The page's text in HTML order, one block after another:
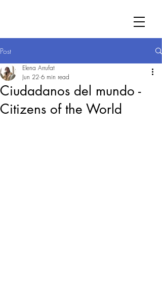
Post
Ciudadanos del mundo -
Citizens of the World
Elena Arrufat
Jun 22 6 min read